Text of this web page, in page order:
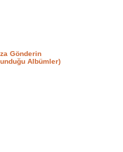
Gönderin
Albümler)